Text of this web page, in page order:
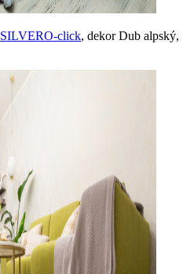
SILVERO-click, dekor Dub alpský,